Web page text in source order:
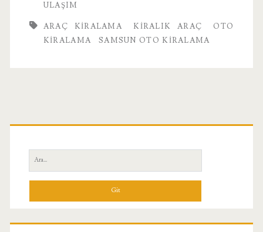
ULAŞIM
ARAÇ KIRALAMA KIRALIK ARAÇ
OTO
KIRALAMA
SAMSUN OTO KIRALAMA
Birincil
Yan
Menü
Ara: